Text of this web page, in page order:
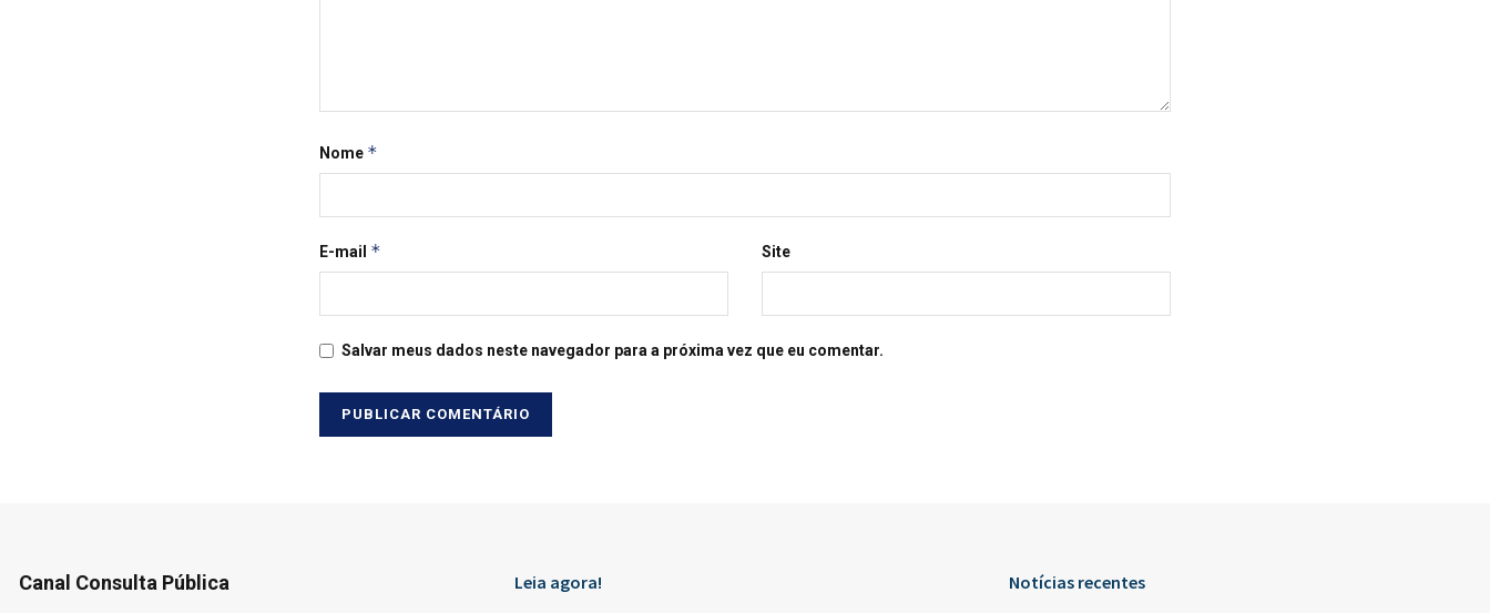
Nome *
E-mail * Site
Salvar meus dados neste navegador para a próxima vez que eu comentar.
Canal Consulta Pública Leia agora! Notícias recentes